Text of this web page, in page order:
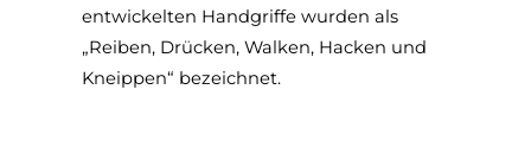
entwickelten Handgriffe wurden als
„Reiben, Drücken, Walken, Hacken und
Kneippen“ bezeichnet.